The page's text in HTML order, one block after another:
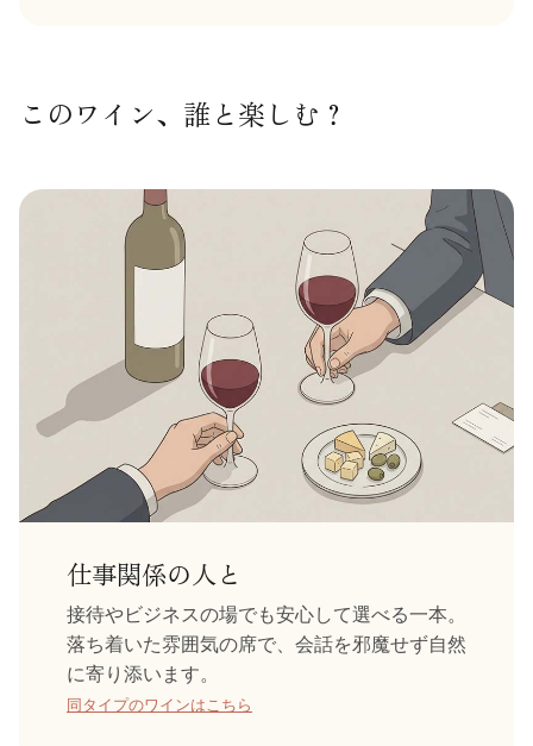
このワイン、誰と楽しむ？
仕事関係の人と
接待やビジネスの場でも安心して選べる一本。
落ち着いた雰囲気の席で、会話を邪魔せず自然
に寄り添います。
同タイプのワインはこちら